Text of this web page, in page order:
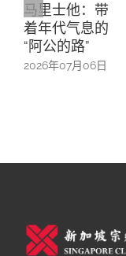
怀念春天
2026年07月06日